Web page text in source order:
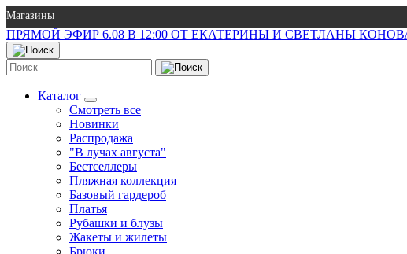
Магазины
ПРЯМОЙ ЭФИР 6.08 В 12:00 ОТ ЕКАТЕРИНЫ И СВЕТЛАНЫ
Каталог
Смотреть все
Новинки
Распродажа
"В лучах августа"
Бестселлеры
Пляжная коллекция
Базовый гардероб
Платья
Рубашки и блузы
Жакеты и жилеты
Брюки